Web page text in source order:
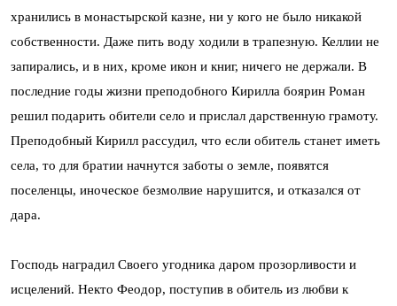
хранились в монастырской казне, ни у кого не было никакой
собственности. Даже пить воду ходили в трапезную. Келлии не
запирались, и в них, кроме икон и книг, ничего не держали. В
последние годы жизни преподобного Кирилла боярин Роман
решил подарить обители село и прислал дарственную грамоту.
Преподобный Кирилл рассудил, что если обитель станет иметь
села, то для братии начнутся заботы о земле, появятся
поселенцы, иноческое безмолвие нарушится, и отказался от
дара.
Господь наградил Своего угодника даром прозорливости и
исцелений. Некто Феодор, поступив в обитель из любви к